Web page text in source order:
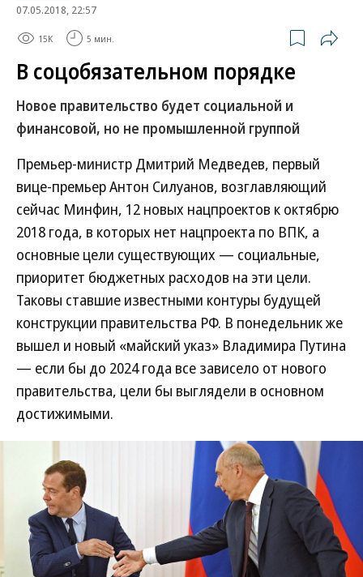
07.05.2018, 22:57
15K 5 мин.
В соцобязательном порядке
Новое правительство будет социальной и
финансовой, но не промышленной группой
Премьер-министр Дмитрий Медведев, первый
вице-премьер Антон Силуанов, возглавляющий
сейчас Минфин, 12 новых нацпроектов к октябрю
2018 года, в которых нет нацпроекта по ВПК, а
основные цели существующих — социальные,
приоритет бюджетных расходов на эти цели.
Таковы ставшие известными контуры будущей
конструкции правительства РФ. В понедельник же
вышел и новый «майский указ» Владимира Путина
— если бы до 2024 года все зависело от нового
правительства, цели бы выглядели в основном
достижимыми.